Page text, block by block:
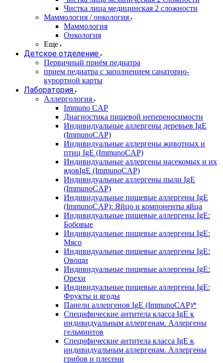
Чистка лица медицинская 2 сложности
Маммология / онкология
Маммология
Онкология
Еще
Детское отделение
Первичный приём педиатра
прием педиатра с заполнением санаторно-
курортной карты
Лаборатория
Аллергология
Immuno CAP
Диагностика пищевой непереносимости
Индивидуальные аллергены деревьев IgE
(ImmunoCAP)
Индивидуальные аллергены животных и
птиц IgE (ImmunoCAP)
Индивидуальные аллергены насекомых и их
ядовIgE (ImmunoCAP)
Индивидуальные аллергены пыли IgE
(ImmunoCAP)
Индивидуальные пищевые аллергены IgE
(ImmunoCAP): Яйцо и компоненты яйца
Индивидуальные пищевые аллергены IgE:
Бобовые
Индивидуальные пищевые аллергены IgE:
Мясо
Индивидуальные пищевые аллергены IgE:
Овощи
Индивидуальные пищевые аллергены IgE:
Орехи
Индивидуальные пищевые аллергены IgE:
Фрукты и ягоды
Панели аллергенов IgE (ImmunoCAP)*
Специфические антитела класса IgE к
индивидуальным аллергенам. Аллергены
гельминтов
Специфические антитела класса IgE к
индивидуальным аллергенам. Аллергены
грибов и плесени